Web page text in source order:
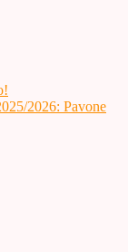
2026: Pavone